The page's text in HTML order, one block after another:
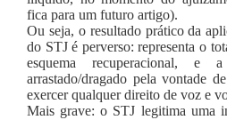
fica para um futuro artigo).
Ou seja, o resultado prático da
do STJ é perverso: representa o
esquema recuperacional, e
arrastado/dragado pela vontade
exercer qualquer direito de voz e
Mais grave: o STJ legitima uma